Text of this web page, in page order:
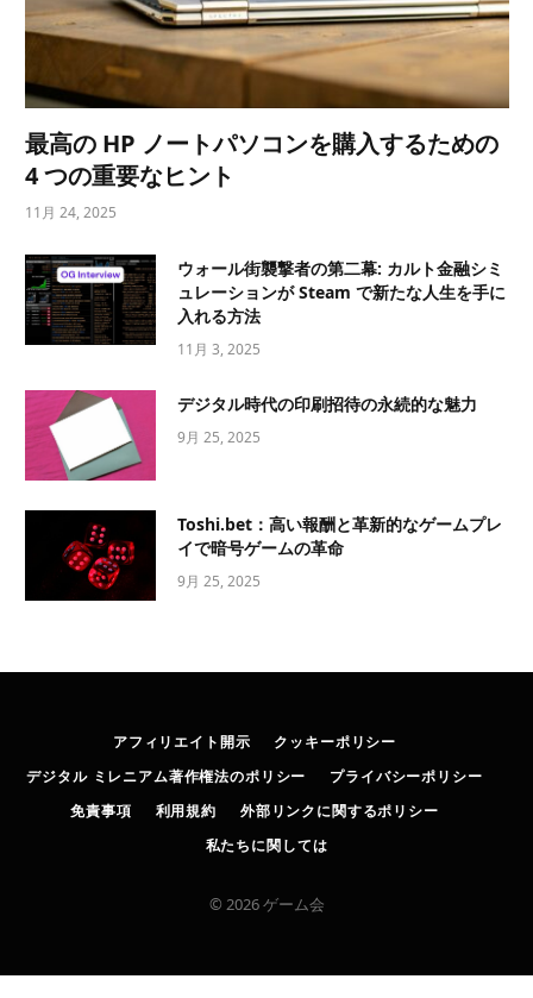
最高の HP ノートパソコンを購入するための
4 つの重要なヒント
11月 24, 2025
ウォール街襲撃者の第二幕: カルト金融シミ
ュレーションが Steam で新たな人生を手に
入れる方法
11月 3, 2025
デジタル時代の印刷招待の永続的な魅力
9月 25, 2025
Toshi.bet：高い報酬と革新的なゲームプレ
イで暗号ゲームの革命
9月 25, 2025
アフィリエイト開示
クッキーポリシー
デジタル ミレニアム著作権法のポリシー
プライバシーポリシー
免責事項
利用規約
外部リンクに関するポリシー
私たちに関しては
© 2026 ゲーム会